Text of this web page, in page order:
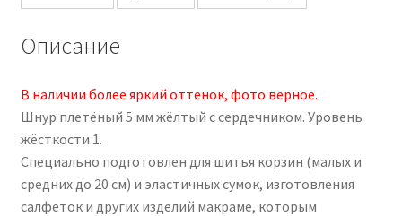
Описание
В наличии более яркий оттенок, фото верное.
Шнур плетёный 5 мм жёлтый с сердечником. Уровень
жёсткости 1.
Специально подготовлен для шитья корзин (малых и
средних до 20 см) и эластичных сумок, изготовления
салфеток и других изделий макраме, которым